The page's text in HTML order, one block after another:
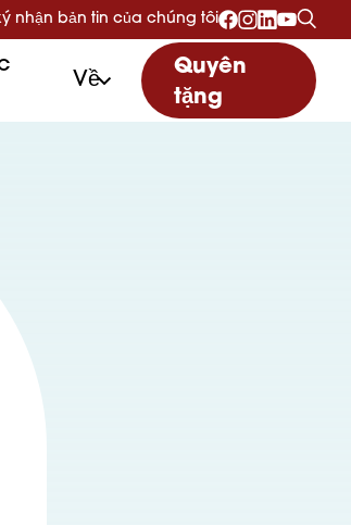
nhận bản tin của chúng tôi
Về
Quyên
tặng